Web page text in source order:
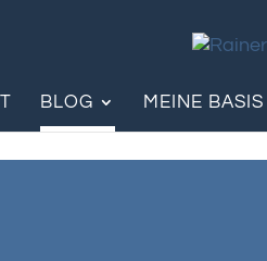
BLOG MEINE BASIS